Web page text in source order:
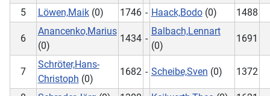
5 Löwen,Maik(0) 1746 - Haack,Bodo(0) 1488
6
Anancenko,Marius
(0)
1434 -
Balbach,Lennart
(0)
1691
7
Schröter,Hans-
Christoph (0)
1682 - Scheibe,Sven (0) 1372